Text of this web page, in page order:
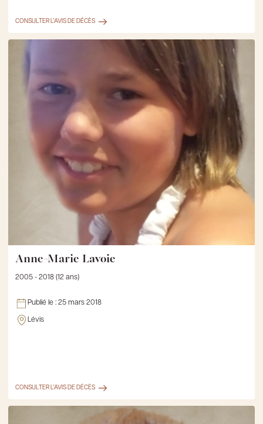
CONSULTER L'AVIS DE DÉCÈS
Anne-Marie Lavoie
2005 - 2018 (12 ans)
Publié le : 25 mars 2018
Lévis
CONSULTER L'AVIS DE DÉCÈS